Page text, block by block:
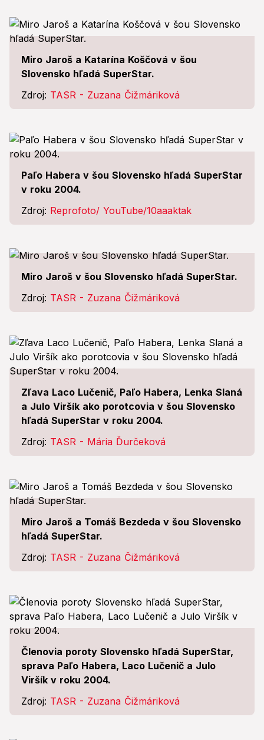
Miro Jaroš a Katarína Koščová v šou
Slovensko hľadá SuperStar.
Zdroj: TASR - Zuzana Čižmáriková
Paľo Habera v šou Slovensko hľadá SuperStar
v roku 2004.
Zdroj: Reprofoto/ YouTube/10aaaktak
Miro Jaroš v šou Slovensko hľadá SuperStar.
Zdroj: TASR - Zuzana Čižmáriková
Zľava Laco Lučenič, Paľo Habera, Lenka Slaná
a Julo Viršík ako porotcovia v šou Slovensko
hľadá SuperStar v roku 2004.
Zdroj: TASR - Mária Ďurčeková
Miro Jaroš a Tomáš Bezdeda v šou Slovensko
hľadá SuperStar.
Zdroj: TASR - Zuzana Čižmáriková
Členovia poroty Slovensko hľadá SuperStar,
sprava Paľo Habera, Laco Lučenič a Julo
Viršík v roku 2004.
Zdroj: TASR - Zuzana Čižmáriková